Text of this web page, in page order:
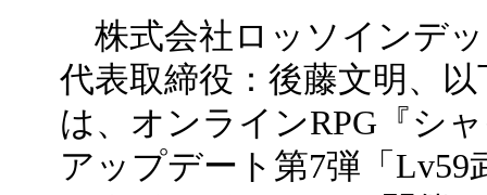
株式会社ロッソインデ
代表取締役：後藤文明、
は、オンラインRPG『シ
アップデート第7弾「